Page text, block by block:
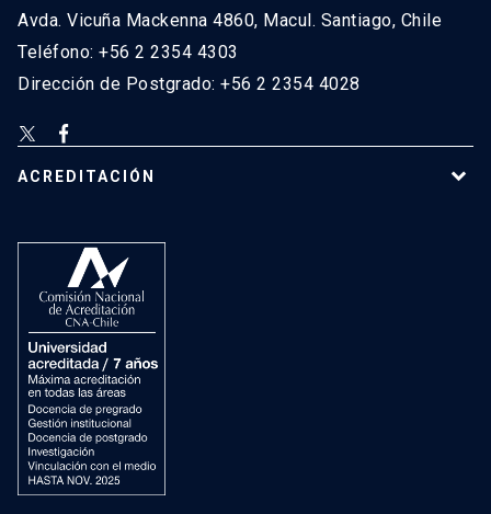
Avda. Vicuña Mackenna 4860, Macul. Santiago, Chile
Teléfono: +56 2 2354 4303
Dirección de Postgrado: +56 2 2354 4028
ACREDITACIÓN